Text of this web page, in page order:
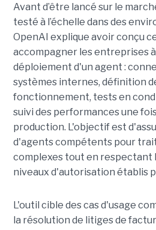
Avant d’être lancé sur le
testé à l’échelle dans des
OpenAI explique avoir conçu
accompagner les entreprises
déploiement d'un agent :
systèmes internes, définition
fonctionnement, tests en
suivi des performances une
production. L'objectif est
d'agents compétents pour
complexes tout en respectant
niveaux d'autorisation établis
L'outil cible des cas d'usage
la résolution de litiges de